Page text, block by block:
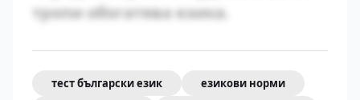
тропи обогатява езика.
тест български език
езикови норми